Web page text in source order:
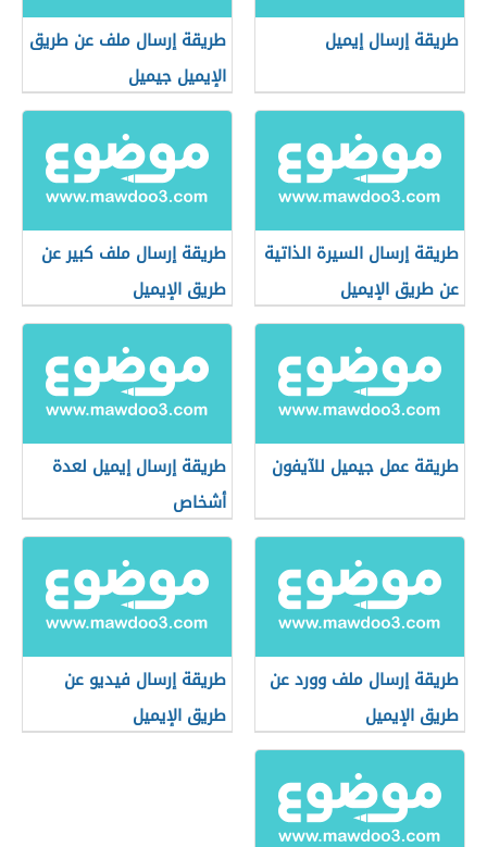
طريقة إرسال إيميل
طريقة إرسال ملف عن طريق
الإيميل جيميل
طريقة إرسال السيرة الذاتية
عن طريق الإيميل
طريقة إرسال ملف كبير عن
طريق الإيميل
طريقة عمل جيميل للآيفون
طريقة إرسال إيميل لعدة
أشخاص
طريقة إرسال ملف وورد عن
طريق الإيميل
طريقة إرسال فيديو عن
طريق الإيميل